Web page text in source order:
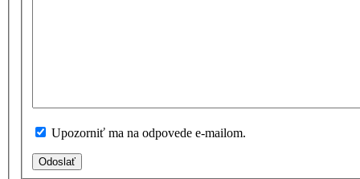
Upozorniť ma na odpovede e-mailom.
Odoslať